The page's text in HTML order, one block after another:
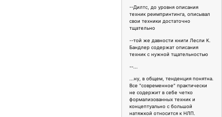
--Дилтс, до уровня описания
техник реимпринтинга, описывал
свои техники достаточно
тщательно
--той же давности книги Лесли К.
Бандлер содержат описания
техник с нужной тщательностью
--...
...ну, в общем, тенденция понятна.
Все "современное" практически
не содержит в себе четко
формализованных техник и
концептуально с большой
натяжкой относится к НЛП.